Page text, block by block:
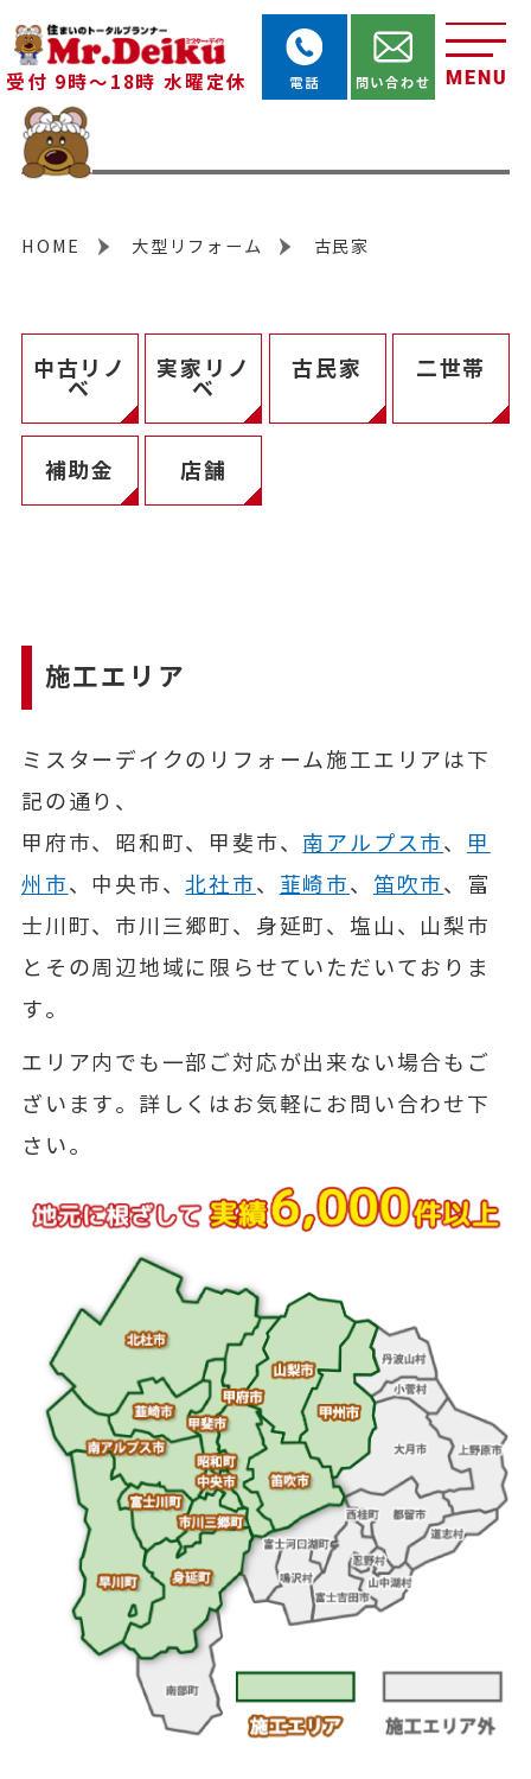
受付 9時～18時 水曜定休 MENU
電話 問い合わせ
HOME 大型リフォーム 古民家
中古リノ
ベ
実家リノ
ベ
古民家 二世帯
補助金 店舗
施工エリア
ミスターデイクのリフォーム施工エリアは下
記の通り、
甲府市、昭和町、甲斐市、 南アルプス市、 甲
州市、中央市、北社市、 韮崎市、 笛吹市、富
士川町、市川三郷町、身延町、塩山、山梨市
とその周辺地域に限らせていただいておりま
す。
エリア内でも一部ご対応が出来ない場合もご
ざいます。詳しくはお気軽にお問い合わせ下
さい。